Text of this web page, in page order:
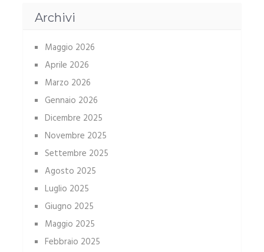
Archivi
Maggio 2026
Aprile 2026
Marzo 2026
Gennaio 2026
Dicembre 2025
Novembre 2025
Settembre 2025
Agosto 2025
Luglio 2025
Giugno 2025
Maggio 2025
Febbraio 2025